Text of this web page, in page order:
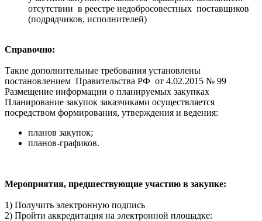
отсутствии в реестре недобросовестных поставщиков
(подрядчиков, исполнителей)
Справочно:
Такие дополнительные требования установлены
постановлением Правительства РФ от 4.02.2015 № 99
Размещение информации о планируемых закупках
Планирование закупок заказчиками осуществляется
посредством формирования, утверждения и ведения:
планов закупок;
планов-графиков.
Мероприятия, предшествующие участию в закупке:
1) Получить электронную подпись
2) Пройти аккредитация на электронной площадке: